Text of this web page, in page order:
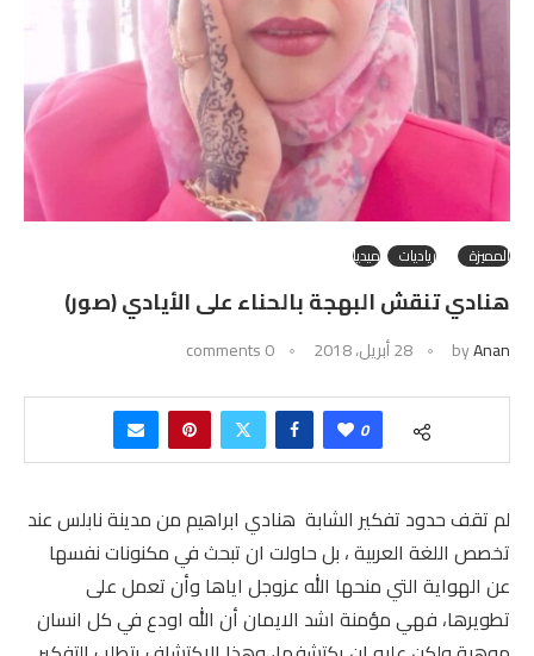
المميزة رياديات ميديا
هنادي تنقش البهجة بالحناء على الأيادي (صور)
byAnan 28 أبريل، 2018 0 comments
0
لم تقف حدود تفكير الشابة هنادي ابراهيم من مدينة نابلس عند
تخصص اللغة العربية ، بل حاولت ان تبحث في مكنونات نفسها
عن الهواية التي منحها الله عزوجل اياها وأن تعمل على
تطويرها، فهي مؤمنة اشد الايمان أن الله اودع في كل انسان